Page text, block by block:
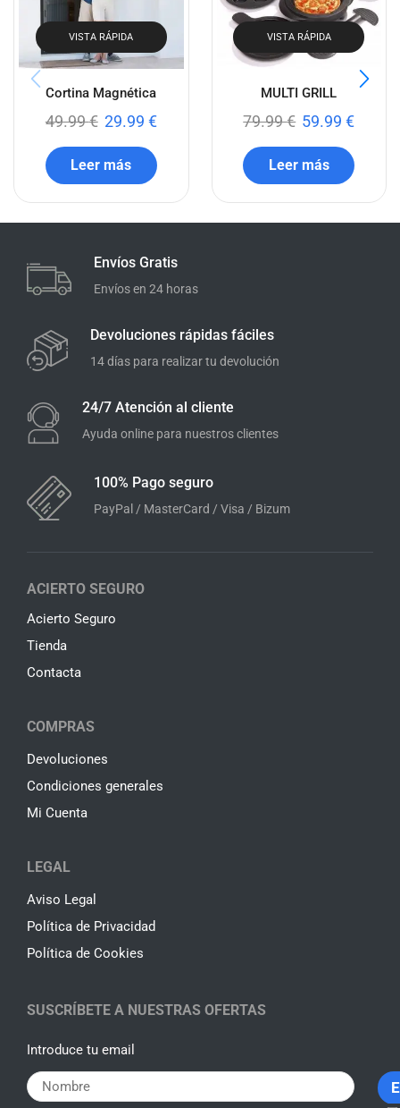
VISTA RÁPIDA
Cortina Magnética
49.99€ 29.99 €
Leer más
VISTA RÁPIDA
MULTI GRILL
79.99€ 59.99€
Leer más
Envíos Gratis
Envíos en 24 horas
Devoluciones rápidas fáciles
14 días para realizar tu devolución
24/7 Atención al cliente
Ayuda online para nuestros clientes
100% Pago seguro
PayPal / MasterCard / Visa / Bizum
ACIERTO SEGURO
Acierto Seguro
Tienda
Contacta
COMPRAS
Devoluciones
Condiciones generales
Mi Cuenta
LEGAL
Aviso Legal
Política de Privacidad
Política de Cookies
SUSCRÍBETE A NUESTRAS OFERTAS
Introduce tu email